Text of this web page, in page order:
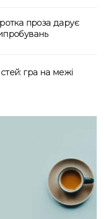
проза дарує
гра на межі